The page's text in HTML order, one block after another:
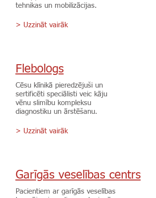
tehnikas un mobilizācijas.
> Uzzināt vairāk
Flebologs
Cēsu klīnikā pieredzējuši un
sertificēti speciālisti veic kāju
vēnu slimību kompleksu
diagnostiku un ārstēšanu.
> Uzzināt vairāk
Garīgās veselības centrs
Pacientiem ar garīgās veselības